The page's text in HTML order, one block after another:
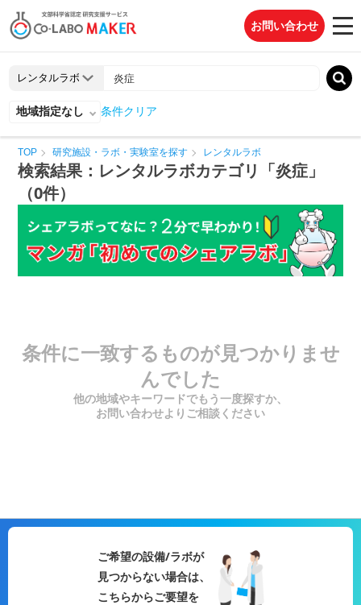
お問い合わせ
地域指定なし 条件クリア
TOP 研究施設・ラボ・実験室を探す レンタルラボ
検索結果：レンタルラボカテゴリ「炎症」
（0件）
条件に一致するものが見つかりませ
んでした
他の地域やキーワードでもう一度探すか、
お問い合わせよりご相談ください
ご希望の設備/ラボが
見つからない場合は、
こちらからご要望を